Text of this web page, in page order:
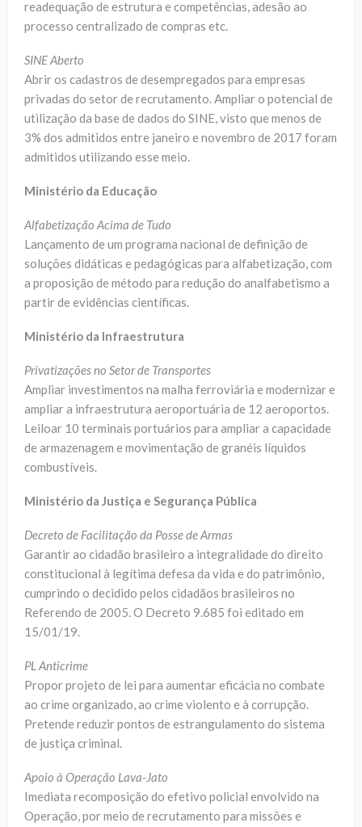
readequação de estrutura e competências, adesão ao
processo centralizado de compras etc.
SINE Aberto
Abrir os cadastros de desempregados para empresas
privadas do setor de recrutamento. Ampliar o potencial de
utilização da base de dados do SINE, visto que menos de
3% dos admitidos entre janeiro e novembro de 2017 foram
admitidos utilizando esse meio.
Ministério da Educação
Alfabetização Acima de Tudo
Lançamento de um programa nacional de definição de
soluções didáticas e pedagógicas para alfabetização, com
a proposição de método para redução do analfabetismo a
partir de evidências científicas.
Ministério da Infraestrutura
Privatizações no Setor de Transportes
Ampliar investimentos na malha ferroviária e modernizar e
ampliar a infraestrutura aeroportuária de 12 aeroportos.
Leiloar 10 terminais portuários para ampliar a capacidade
de armazenagem e movimentação de granéis líquidos
combustíveis.
Ministério da Justiça e Segurança Pública
Decreto de Facilitação da Posse de Armas
Garantir ao cidadão brasileiro a integralidade do direito
constitucional à legítima defesa da vida e do patrimônio,
cumprindo o decidido pelos cidadãos brasileiros no
Referendo de 2005. O Decreto 9.685 foi editado em
15/01/19.
PL Anticrime
Propor projeto de lei para aumentar eficácia no combate
ao crime organizado, ao crime violento e à corrupção.
Pretende reduzir pontos de estrangulamento do sistema
de justiça criminal.
Apoio à Operação Lava-Jato
Imediata recomposição do efetivo policial envolvido na
Operação, por meio de recrutamento para missões e